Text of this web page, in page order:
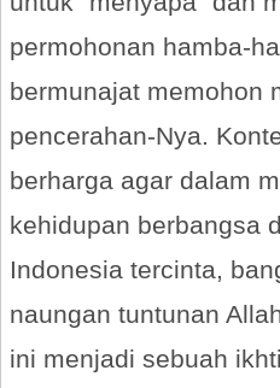
permohonan hamba-
bermunajat memohon
pencerahan-Nya.
berharga agar dalam
kehidupan berbangsa
Indonesia tercinta,
naungan tuntunan
ini menjadi sebuah